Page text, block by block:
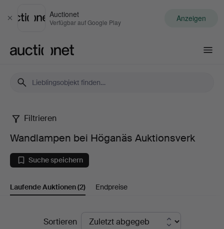
Schließen
Auctionet
Verfügbar auf Google Play Anzeigen
Wandlampen
bei
Höganäs
Auktionsverk
Filtrieren
Wandlampen bei Höganäs Auktionsverk
Suche speichern
Laufende Auktionen(2) Endpreise
LaufendeSortieren